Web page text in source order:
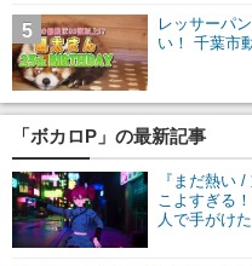
レッサーパ
い！ 千葉市
5
「ボカロP」の最新記事
『まだ熱い
こよすぎる
人で手がけ